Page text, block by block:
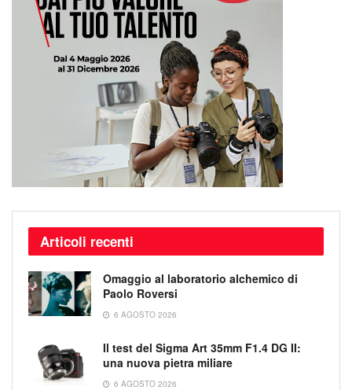
Articoli recenti
Omaggio al laboratorio alchemico di
Paolo Roversi
6 AGOSTO 2026
Il test del Sigma Art 35mm F1.4 DG II:
una nuova pietra miliare
6 AGOSTO 2026